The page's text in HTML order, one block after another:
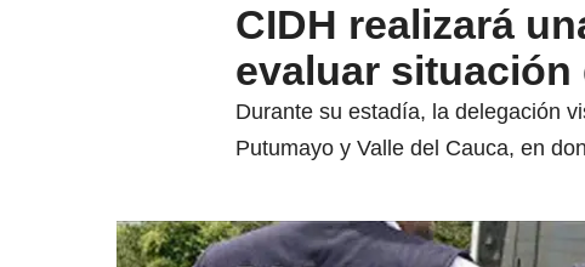
CIDH realizará
evaluar
Durante su estadía, la delegación
Putumayo y Valle del Cauca, en